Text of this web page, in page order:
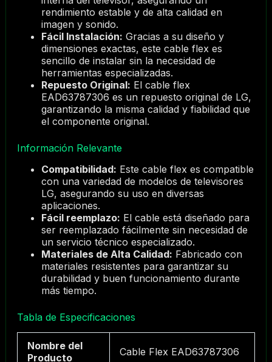
rendimiento estable y de alta calidad en
imagen y sonido.
Fácil Instalación: Gracias a su diseño y
dimensiones exactas, este cable flex es
sencillo de instalar sin la necesidad de
herramientas especializadas.
Repuesto Original: El cable flex
EAD63787306 es un repuesto original de LG,
garantizando la misma calidad y fiabilidad que
el componente original.
Información Relevante
Compatibilidad: Este cable flex es compatible
con una variedad de modelos de televisores
LG, asegurando su uso en diversas
aplicaciones.
Fácil reemplazo: El cable está diseñado para
ser reemplazado fácilmente sin necesidad de
un servicio técnico especializado.
Materiales de Alta Calidad: Fabricado con
materiales resistentes para garantizar su
durabilidad y buen funcionamiento durante
más tiempo.
Tabla de Especificaciones
Nombre del
Producto
Cable Flex EAD63787306